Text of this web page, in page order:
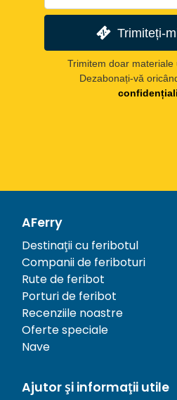
Trimiteți-
Trimitem doar materiale
Dezabonați-vă
AFerry
Destinații cu feribotul
Companii de feriboturi
Rute de feribot
Porturi de feribot
Recenziile noastre
Oferte speciale
Nave
Ajutor și informații utile